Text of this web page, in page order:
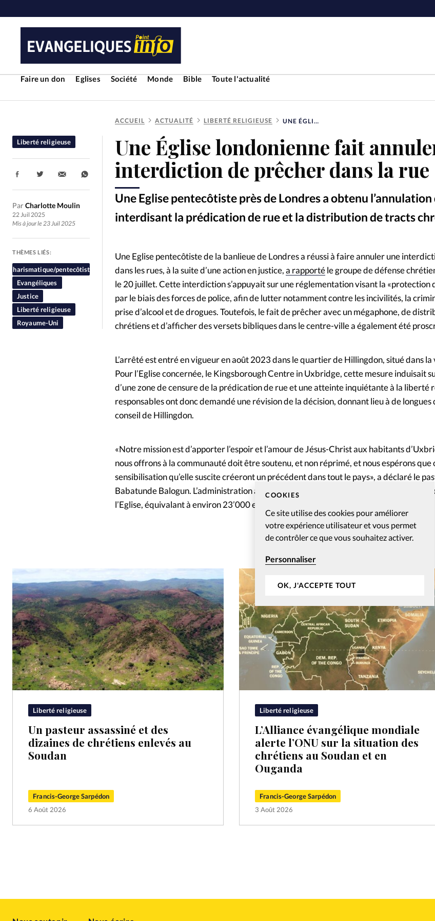
COOKIES
Ce site utilise des cookies pour améliorer
votre expérience utilisateur et vous permet
de contrôler ce que vous souhaitez activer.
Personnaliser
OK, J'ACCEPTE TOUT
Faire un don Eglises Société Monde Bible
Toute l'actualité
RUBRIQUES
Toute l'actualité Bible
Culture
Economie
Eglises
Laicité
Liberté religieuse
Mission
Monde
People
La
ACCUEIL ACTUALITÉ LIBERTÉ RELIGIEUSE UNE ÉGLISE LONDONIENNE FAIT ANNULER UNE INTERDICTION DE PRÊCHER DANS LA RUE
Une Église londonienne fait
interdiction de prêcher dans la rue
Une Eglise pentecôtiste près de Londres a obtenu l’annulation
interdisant la prédication de rue et la distribution de tracts
Liberté religieuse
ParCharlotte Moulin
22 Juil 2025
Mis à jour le 23 Juil 2025
Partager:
THÈMES LIÉS:
Charismatique/pentecôtiste
Evangéliques
Justice
Liberté religieuse
Royaume-Uni
Une Eglise pentecôtiste de la banlieue de Londres a réussi à faire annuler une
dans les rues, à la suite d’une action en justice,a rapportéle groupe de défense
le 20 juillet. Cette interdiction s’appuyait sur une réglementation visant la «protection
par le biais des forces de police, afin de lutter notamment contre les incivilités, la
prise d’alcool et de drogues. Toutefois, le fait de prêcher avec un mégaphone, de
chrétiens et d’afficher des versets bibliques dans le centre-ville a également été
L’arrêté est entré en vigueur en août 2023 dans le quartier de Hillingdon, situé dans la
Pour l’Eglise concernée, le Kingsborough Centre in Uxbridge, cette mesure induisait
d’une zone de censure de la prédication de rue et une atteinte inquiétante à la liberté
responsables ont donc demandé une révision de la décision, donnant lieu à de longues
conseil de Hillingdon.
«Notre mission est d’apporter l’espoir et l’amour de Jésus-Christ aux habitants
nous offrons à la communauté doit être soutenu, et non réprimé, et nous espérons
sensibilisation qu’elle suscite créeront un précédent dans tout le pays», a déclaré le
Babatunde Balogun. L’administration a également accepté de rembourser les frais
l’Eglise, équivalant à environ 23’000 euros.
Liberté religieuse
Un pasteur assassiné et des
dizaines de chrétiens enlevés au
Soudan
Francis-George Sarpédon
6 Août 2026
Liberté religieuse
L’Alliance évangélique mondiale
alerte l’ONU sur la situation des
chrétiens au Soudan et en
Ouganda
Francis-George Sarpédon
3 Août 2026